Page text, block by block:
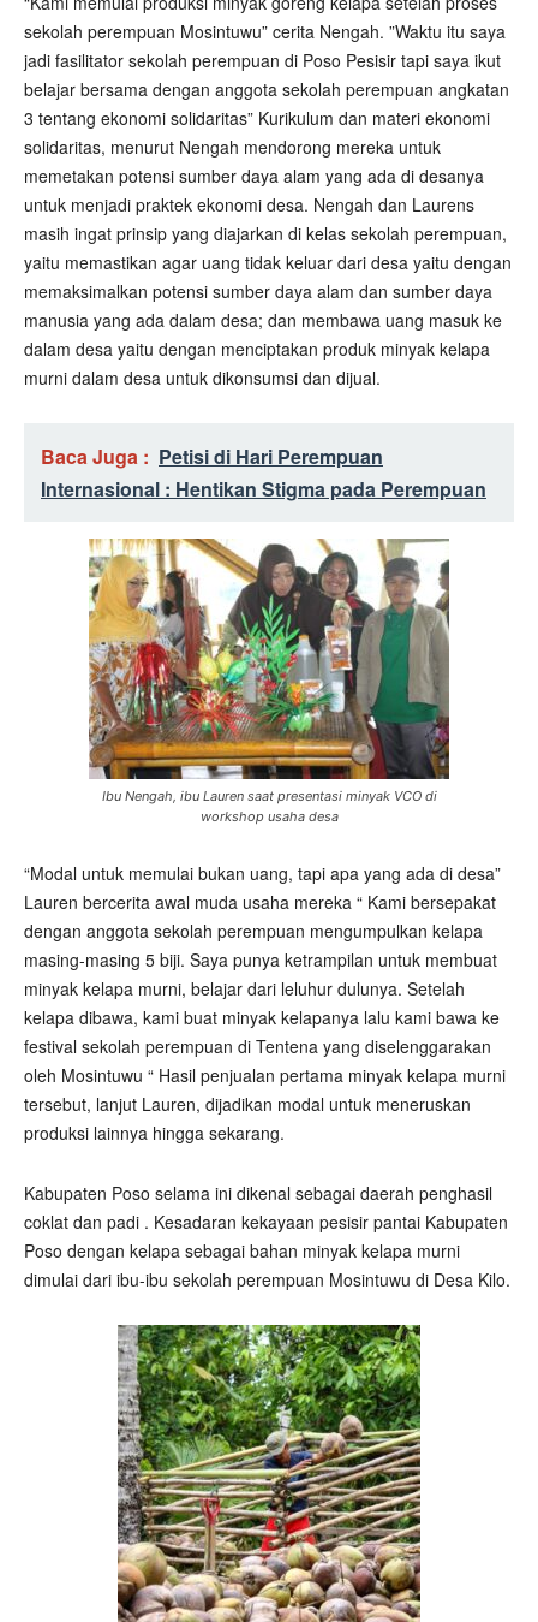
sekolah perempuan Mosintuwu” cerita Nengah. ”Waktu itu saya
jadi fasilitator sekolah perempuan di Poso Pesisir tapi saya ikut
belajar bersama dengan anggota sekolah perempuan angkatan
3 tentang ekonomi solidaritas” Kurikulum dan materi ekonomi
solidaritas, menurut Nengah mendorong mereka untuk
memetakan potensi sumber daya alam yang ada di desanya
untuk menjadi praktek ekonomi desa. Nengah dan Laurens
masih ingat prinsip yang diajarkan di kelas sekolah perempuan,
yaitu memastikan agar uang tidak keluar dari desa yaitu dengan
memaksimalkan potensi sumber daya alam dan sumber daya
manusia yang ada dalam desa; dan membawa uang masuk ke
dalam desa yaitu dengan menciptakan produk minyak kelapa
murni dalam desa untuk dikonsumsi dan dijual.
Baca Juga : Petisi di Hari Perempuan
Internasional : Hentikan Stigma pada Perempuan
Ibu Nengah, ibu Lauren saat presentasi minyak VCO di
workshop usaha desa
“Modal untuk memulai bukan uang, tapi apa yang ada di desa”
Lauren bercerita awal muda usaha mereka “ Kami bersepakat
dengan anggota sekolah perempuan mengumpulkan kelapa
masing-masing 5 biji. Saya punya ketrampilan untuk membuat
minyak kelapa murni, belajar dari leluhur dulunya. Setelah
kelapa dibawa, kami buat minyak kelapanya lalu kami bawa ke
festival sekolah perempuan di Tentena yang diselenggarakan
oleh Mosintuwu “ Hasil penjualan pertama minyak kelapa murni
tersebut, lanjut Lauren, dijadikan modal untuk meneruskan
produksi lainnya hingga sekarang.
Kabupaten Poso selama ini dikenal sebagai daerah penghasil
coklat dan padi . Kesadaran kekayaan pesisir pantai Kabupaten
Poso dengan kelapa sebagai bahan minyak kelapa murni
dimulai dari ibu-ibu sekolah perempuan Mosintuwu di Desa Kilo.